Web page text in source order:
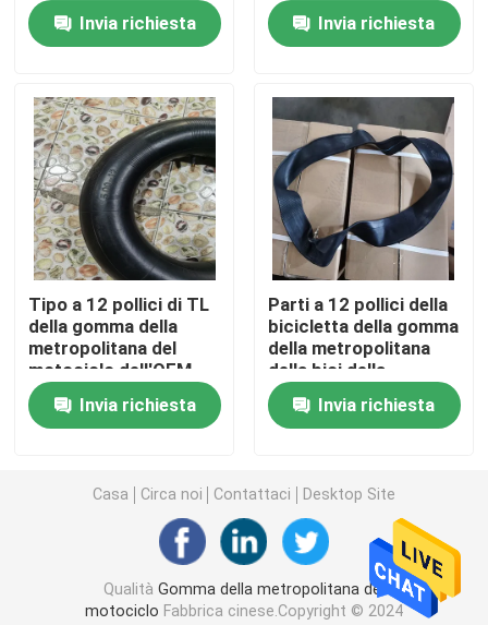
Gomma elettrica del motociclo
Camera d'aria del motociclo
Camera d'aria del triciclo
Invia richiesta
Invia richiesta
Tipo a 12 pollici di TL
della gomma della
metropolitana del
motociclo dell'OEM
con gomma naturale
Invia richiesta
Parti a 12 pollici della
bicicletta della gomma
della metropolitana
della bici della
sporcizia del
motociclo dell'OEM a
17 pollici
Invia richiesta
Casa Circa noi Contattaci Desktop Site
Qualità Gomma della metropolitana del
motociclo Fabbrica cinese.Copyright © 2024